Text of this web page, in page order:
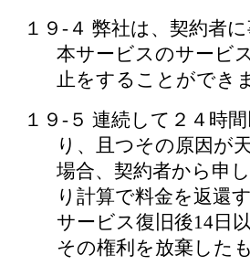
１９-４ 弊社は、契約者
本サービスのサービ
止をすることができ
１９-５ 連続して２４時
り、且つその原因が
場合、契約者から申
り計算で料金を返還
サービス復旧後14日
その権利を放棄した